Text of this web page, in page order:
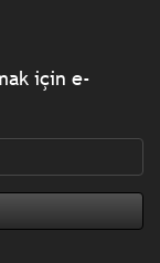
için e-